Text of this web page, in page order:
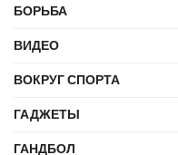
БОРЬБА
ВИДЕО
ВОКРУГ СПОРТА
ГАДЖЕТЫ
ГАНДБОЛ